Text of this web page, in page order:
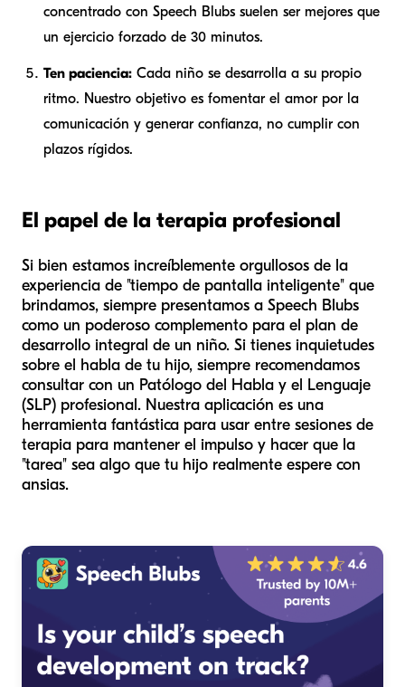
concentrado con Speech Blubs suelen ser mejores que
un ejercicio forzado de 30 minutos.
Ten paciencia: Cada niño se desarrolla a su propio
ritmo. Nuestro objetivo es fomentar el amor por la
comunicación y generar confianza, no cumplir con
plazos rígidos.
El papel de la terapia profesional
Si bien estamos increíblemente orgullosos de la
experiencia de "tiempo de pantalla inteligente" que
brindamos, siempre presentamos a Speech Blubs
como un poderoso complemento para el plan de
desarrollo integral de un niño. Si tienes inquietudes
sobre el habla de tu hijo, siempre recomendamos
consultar con un Patólogo del Habla y el Lenguaje
(SLP) profesional. Nuestra aplicación es una
herramienta fantástica para usar entre sesiones de
terapia para mantener el impulso y hacer que la
"tarea" sea algo que tu hijo realmente espere con
ansias.